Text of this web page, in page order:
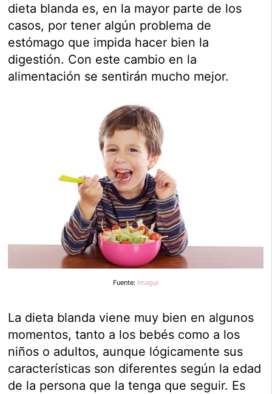
dieta blanda es, en la mayor parte de los
casos, por tener algún problema de
estómago que impida hacer bien la
digestión. Con este cambio en la
alimentación se sentirán mucho mejor.
Fuente: Imagui
La dieta blanda viene muy bien en algunos
momentos, tanto a los bebés como a los
niños o adultos, aunque lógicamente sus
características son diferentes según la edad
de la persona que la tenga que seguir. Es